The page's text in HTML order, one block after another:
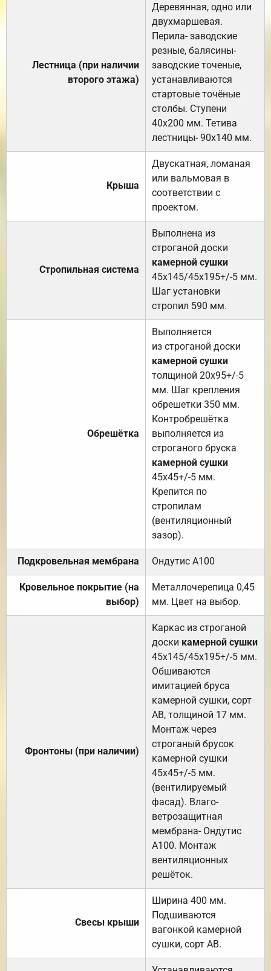
Лестница (при наличии
второго этажа)
Деревянная, одно или
двухмаршевая.
Перила- заводские
резные, балясины-
заводские точеные,
устанавливаются
стартовые точёные
столбы. Ступени
40х200 мм. Тетива
лестницы- 90х140 мм.
Крыша
Двускатная, ломаная
или вальмовая в
соответствии с
проектом.
Стропильная система
Выполнена из
строганой доски
камерной сушки
45х145/45х195+/-5 мм.
Шаг установки
стропил 590 мм.
Обрешётка
Выполняется
из строганой доски
камерной сушки
толщиной 20х95+/-5
мм. Шаг крепления
обрешетки 350 мм.
Контробрешётка
выполняется из
строганого бруска
камерной сушки
45х45+/-5 мм.
Крепится по
стропилам
(вентиляционный
зазор).
Подкровельная мембрана Ондутис А100
Кровельное покрытие (на
выбор)
Металлочерепица 0,45
мм. Цвет на выбор.
Фронтоны (при наличии)
Каркас из строганой
доски камерной сушки
45х145/45х195+/-5 мм.
Обшиваются
имитацией бруса
камерной сушки, сорт
АВ, толщиной 17 мм.
Монтаж через
строганый брусок
камерной сушки
45х45+/-5 мм.
(вентилируемый
фасад). Влаго-
ветрозащитная
мембрана- Ондутис
А100. Монтаж
вентиляционных
решёток.
Свесы крыши
Ширина 400 мм.
Подшиваются
вагонкой камерной
сушки, сорт АВ.